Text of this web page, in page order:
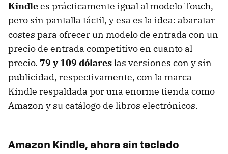
Kindlees prácticamente igual al modelo Touch,
pero sin pantalla táctil, y esa es la idea: abaratar
costes para ofrecer un modelo de entrada con un
precio de entrada competitivo en cuanto al
precio. 79 y 109 dólareslas versiones con y sin
publicidad, respectivamente, con la marca
Kindle respaldada por una enorme tienda como
Amazon y su catálogo de libros electrónicos.
Amazon Kindle, ahora sin teclado